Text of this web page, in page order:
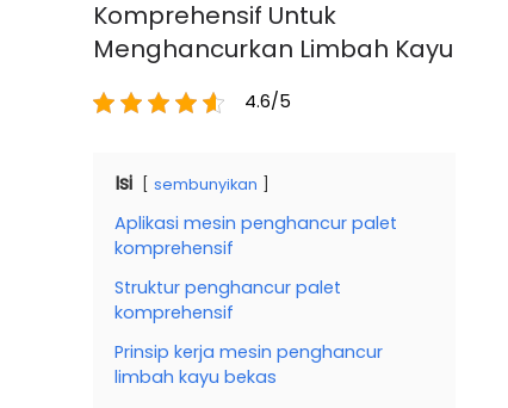
Komprehensif Untuk
Menghancurkan Limbah Kayu
4.6/5
Isi sembunyikan
Aplikasi mesin penghancur palet
komprehensif
Struktur penghancur palet
komprehensif
Prinsip kerja mesin penghancur
limbah kayu bekas